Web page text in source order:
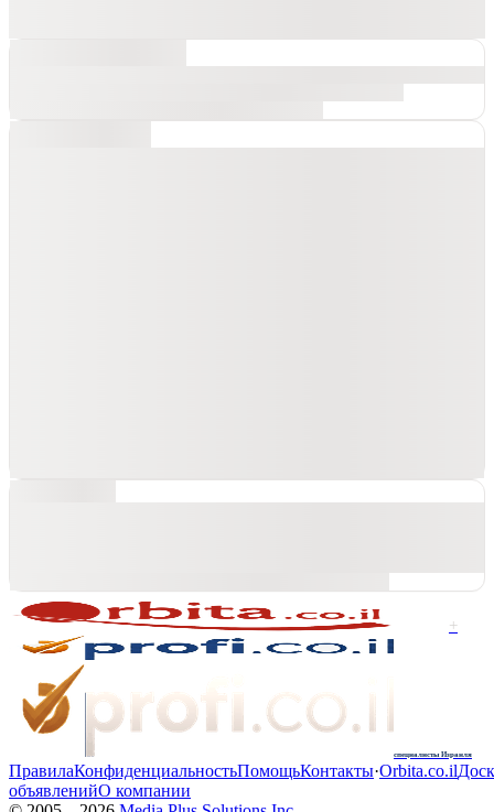
+
специалисты Израиля
ПравилаКонфиденциальностьПомощьКонтакты·Orbita.co.il
объявленийО компании